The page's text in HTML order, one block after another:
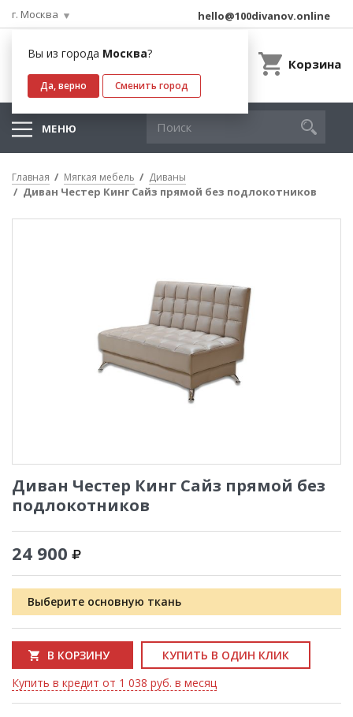
г. Москва
Вы из города Москва?
Да, верно Сменить город
hello@100divanov.online
Корзина
МЕНЮ
Главная Мягкая мебель Диваны
Диван Честер Кинг Сайз прямой без подлокотников
Диван Честер Кинг Сайз прямой без
подлокотников
24 900
Выберите основную ткань
В КОРЗИНУ
КУПИТЬ В ОДИН КЛИК
Купить в кредит от 1 038 руб. в месяц